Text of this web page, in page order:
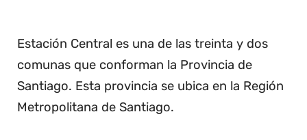
Estación Central es una de las treinta y dos
comunas que conforman la Provincia de
Santiago. Esta provincia se ubica en la Región
Metropolitana de Santiago.